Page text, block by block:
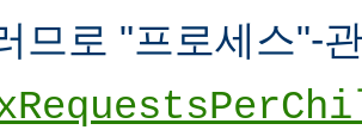
므로 "프로세스"-